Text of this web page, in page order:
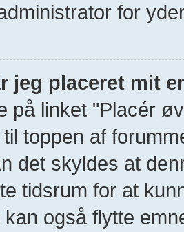
for
jeg placeret mit
på linket "Placér
toppen af
det skyldes at
tidsrum for at
også flytte